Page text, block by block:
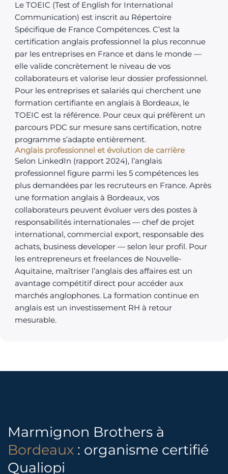
Le TOEIC (Test of English for International
Communication) est inscrit au Répertoire
Spécifique de France Compétences. C’est la
certification anglais professionnel la plus reconnue
par les entreprises en France et dans le monde —
elle valide concrètement le niveau de vos
collaborateurs et valorise leur dossier professionnel.
Pour les entreprises et salariés qui cherchent une
formation certifiante en anglais à Bordeaux, le
TOEIC est la référence. Pour ceux qui préfèrent un
parcours PDC sur mesure sans certification, notre
programme s’adapte entièrement.
Anglais professionnel et évolution de carrière
Selon LinkedIn (rapport 2024), l’anglais
professionnel figure parmi les 5 compétences les
plus demandées par les recruteurs en France. Après
une formation anglais à Bordeaux, vos
collaborateurs peuvent évoluer vers des postes à
responsabilités internationales — chef de projet
international, commercial export, responsable des
achats, business developer — selon leur profil. Pour
les entrepreneurs et freelances de Nouvelle-
Aquitaine, maîtriser l’anglais des affaires est un
avantage compétitif direct pour accéder aux
marchés anglophones. La formation continue en
anglais est un investissement RH à retour
mesurable.
Marmignon Brothers à
Bordeaux : organisme certifié
Qualiopi